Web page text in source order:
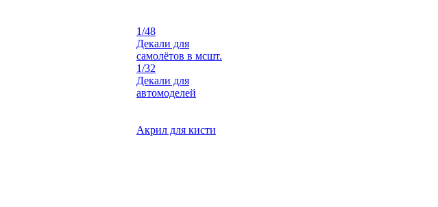
1/48
Декали для
самолётов в мсшт.
1/32
Декали для
автомоделей
Акрил для кисти